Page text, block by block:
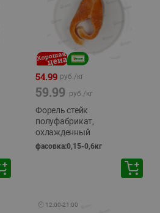
54.99 руб./кг
59.99 руб./кг
Форель стейк
полуфабрикат,
охлажденный
фасовка:0,15-0,6кг
🕘 12:00-21:00